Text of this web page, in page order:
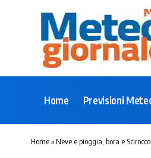
Home Previsioni
Home»Neve e pioggia, bora e Scirocco